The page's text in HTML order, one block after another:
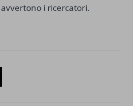
i ricercatori.